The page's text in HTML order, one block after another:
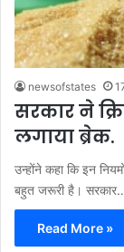
newsofstates
सरकार ने
लगाया ब्रेक.
उन्होंने कहा कि इन
बहुत जरूरी है।
Read More »